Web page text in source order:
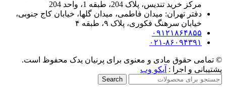
مرکز خرید تندیس، پلاک 204، طبقه 1، واحد 204
دفتر تهران: میدان فاطمی، میدان گلها، خیابان کاج جنوبی،
خیابان سرهنگ فکوری، پلاک ۹، طبقه ۴
۰۹۱۲۱۸۶۴۸۵۵
۰۲۱-۸۶۰۹۴۳۹۱
© تمامی حقوق مادی و معنوی برای پرنیان یدک محفوظ است.
پشتیبانی و اجرا : آیکو وب
Search